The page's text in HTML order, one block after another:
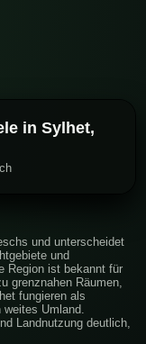
in Sylhet,
und unterscheidet
und
Region ist bekannt für
grenznahen Räumen,
fungieren als
Umland.
Landnutzung deutlich,